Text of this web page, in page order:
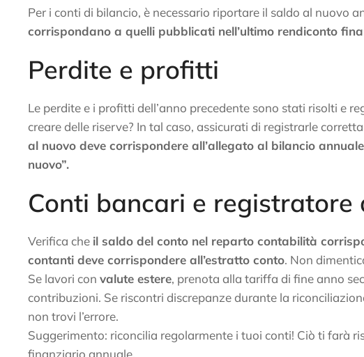
Per i conti di bilancio, è necessario riportare il saldo al nuovo
corrispondano a quelli pubblicati nell’ultimo rendiconto
Perdite e profitti
Le perdite e i profitti dell’anno precedente sono stati risolti e
creare delle riserve? In tal caso, assicurati di registrarle
al nuovo deve corrispondere all’allegato al bilancio
nuovo”.
Conti bancari e registratore
Verifica che il saldo del conto nel reparto contabilità
contanti deve corrispondere all’estratto conto. Non
Se lavori con valute estere, prenota alla tariffa di fine anno
contribuzioni. Se riscontri discrepanze durante la
non trovi l’errore.
Suggerimento: riconcilia regolarmente i tuoi conti! Ciò ti farà
finanziario annuale.